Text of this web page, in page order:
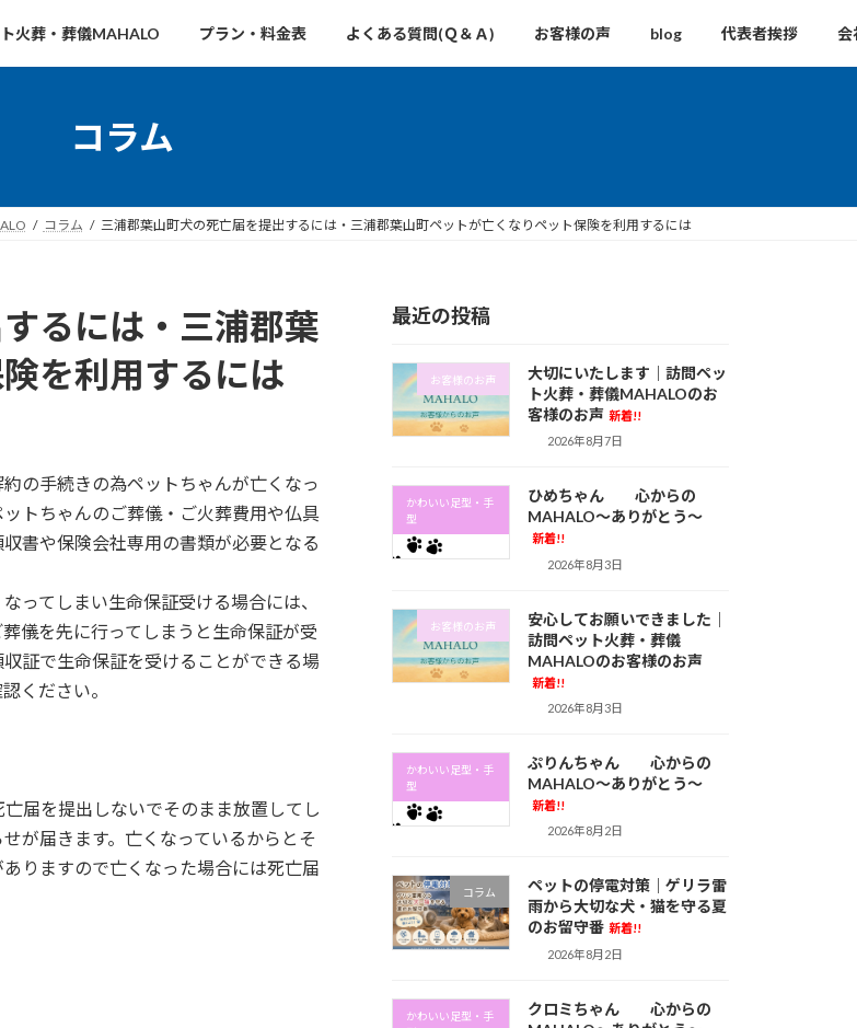
火葬・葬儀MAHALO プラン・料金表 よくある質問(Ｑ＆Ａ) お客様の声 blog 代表者挨拶 会
コラム
コラム 三浦郡葉山町犬の死亡届を提出するには・三浦郡葉山町ペットが亡くなりペット保険を利用するには
るには・三浦郡葉
を利用するには
の手続きの為ペットちゃんが亡くなっ
トちゃんのご葬儀・ご火葬費用や仏具
書や保険会社専用の書類が必要となる
ってしまい生命保証受ける場合には、
儀を先に行ってしまうと生命保証が受
証で生命保証を受けることができる場
ください。
届を提出しないでそのまま放置してし
が届きます。亡くなっているからとそ
りますので亡くなった場合には死亡届
最近の投稿
お客様のお声
大切にいたします｜訪問ペッ
ト火葬・葬儀MAHALOのお
客様のお声 新着!!
2026年8月7日
かわいい足型・手
型
ひめちゃん 心からの
MAHALO～ありがとう～
新着!!
2026年8月3日
お客様のお声
安心してお願いできました｜
訪問ペット火葬・葬儀
MAHALOのお客様のお声
新着!!
2026年8月3日
かわいい足型・手
型
ぷりんちゃん 心からの
MAHALO～ありがとう～
新着!!
2026年8月2日
コラム
ペットの停電対策｜ゲリラ雷
雨から大切な犬・猫を守る夏
のお留守番 新着!!
2026年8月2日
かわいい足型・手
クロミちゃん 心からの